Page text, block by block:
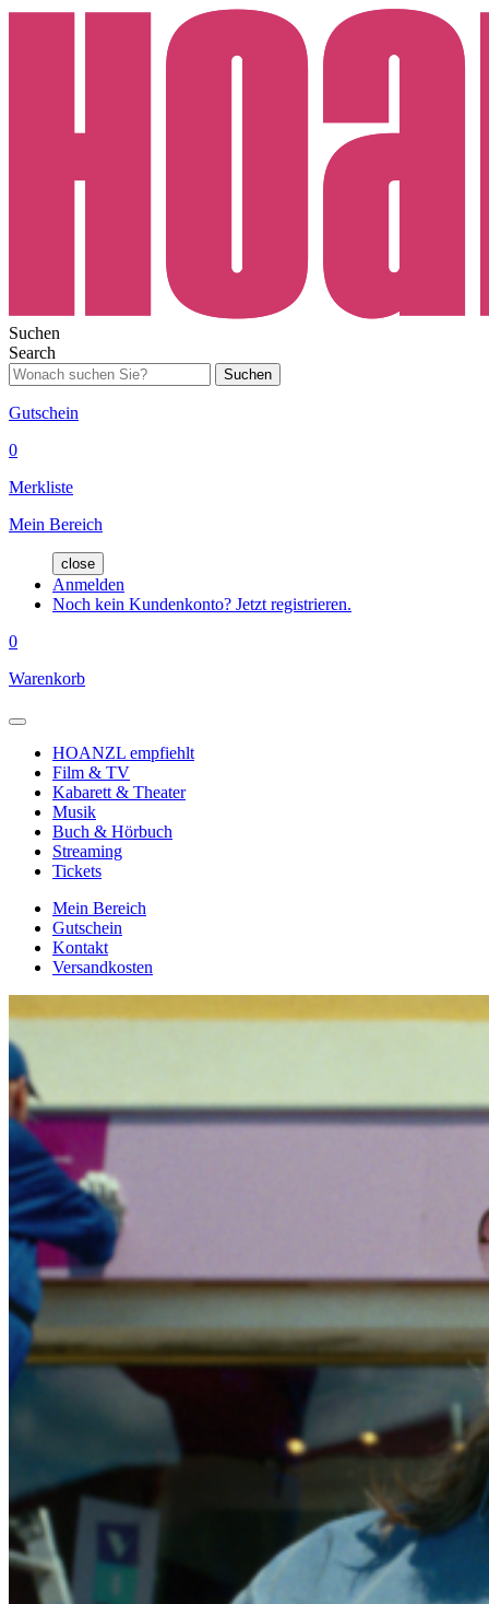
Suchen
Search
Suchen
Gutschein
0
Merkliste
Mein Bereich
close
Anmelden
Noch kein Kundenkonto? Jetzt registrieren.
0
Warenkorb
HOANZL empfiehlt
Film & TV
Kabarett & Theater
Musik
Buch & Hörbuch
Streaming
Tickets
Mein Bereich
Gutschein
Kontakt
Versandkosten